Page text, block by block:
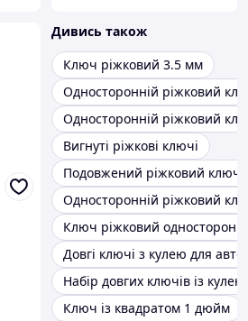
Дивись також
Ключ ріжковий 3.5 мм
Односторонній ріжковий
Односторонній ріжковий
Вигнуті ріжкові ключі
Подовжений ріжковий ключ
Односторонній ріжковий
Ключ ріжковий
Довгі ключі з кулею для
Набір довгих ключів із кулею
Ключ із квадратом 1 дюйм